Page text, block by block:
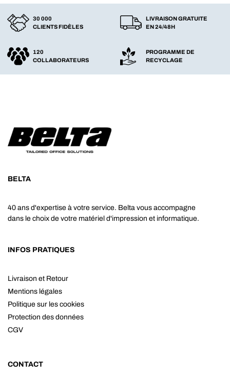
30 000
CLIENTS FIDÈLES
LIVRAISON GRATUITE
EN 24/48H
120
COLLABORATEURS
PROGRAMME DE
RECYCLAGE
BELTA
40 ans d'expertise à votre service. Belta vous accompagne
dans le choix de votre matériel d'impression et informatique.
INFOS PRATIQUES
Livraison et Retour
Mentions légales
Politique sur les cookies
Protection des données
CGV
CONTACT